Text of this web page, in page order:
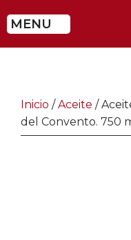
MENU
Inicio /Aceite /
del Convento. 750